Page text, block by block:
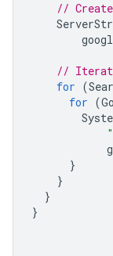
//
//
for (
for (
}
}
}
}